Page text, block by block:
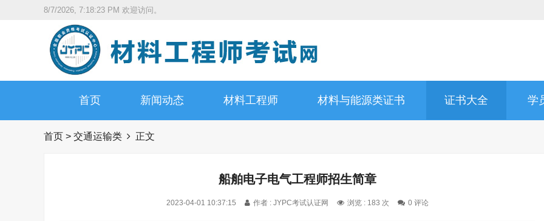
8/7/2026, 7:18:24 PM 欢迎访问。
首页 新闻动态 材料工程师 材料与能源类证书 证书大全 学
首页 > 交通运输类 正文
船舶电子电气工程师招生简章
2023-04-01 10:37:15 作者 : JYPC考试认证网 浏览 : 183 次 0 评论